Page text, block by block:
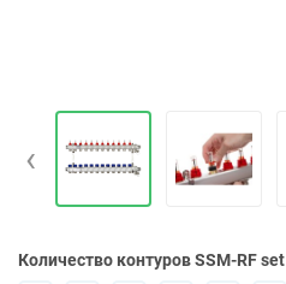
‹
Количество контуров SSM-RF set